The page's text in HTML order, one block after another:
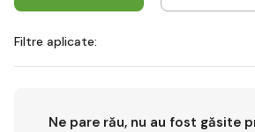
Filtre aplicate:
Ne pare rău, nu au fost găsite